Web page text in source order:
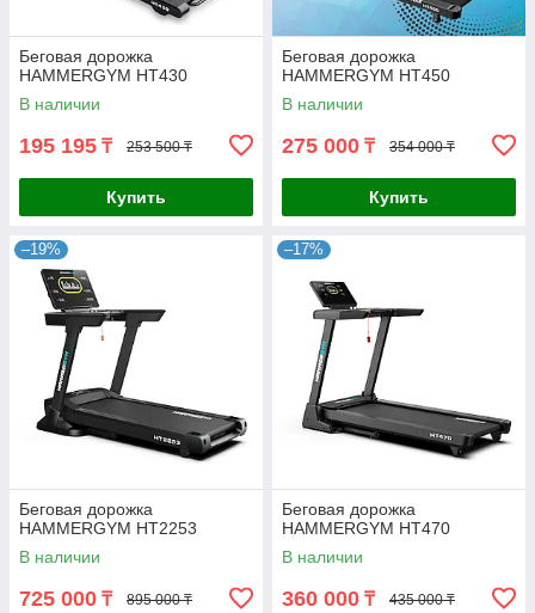
Беговая дорожка
HAMMERGYM HT430
В наличии
195 195 ₸ 253 500 ₸
Купить
Беговая дорожка
HAMMERGYM HT450
В наличии
275 000 ₸ 354 000 ₸
Купить
–19%
Беговая дорожка
HAMMERGYM HT2253
В наличии
725 000 ₸ 895 000 ₸
–17%
Беговая дорожка
HAMMERGYM HT470
В наличии
360 000 ₸ 435 000 ₸